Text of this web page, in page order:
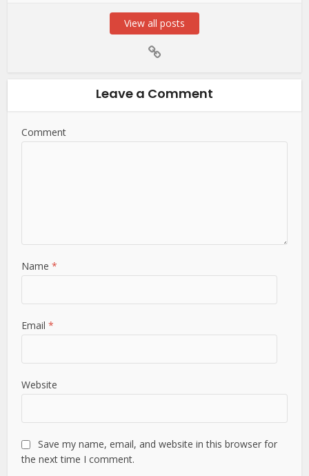
View all posts
Leave a Comment
Comment
Name*
Email*
Website
Save my name, email, and website in this browser for
the next time I comment.